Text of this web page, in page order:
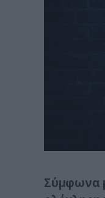
Σύμφωνα